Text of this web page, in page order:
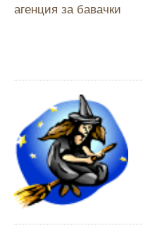
агенция за бавачки